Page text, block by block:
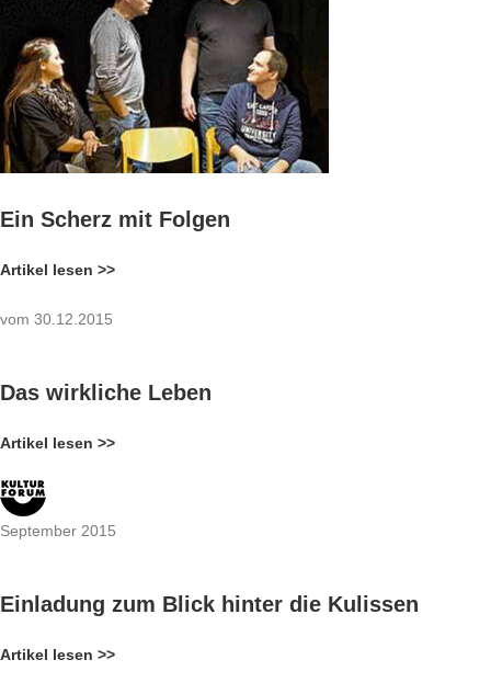
Ein Scherz mit Folgen
Artikel lesen >>
vom 30.12.2015
Das wirkliche Leben
Artikel lesen >>
September 2015
Einladung zum Blick hinter die Kulissen
Artikel lesen >>